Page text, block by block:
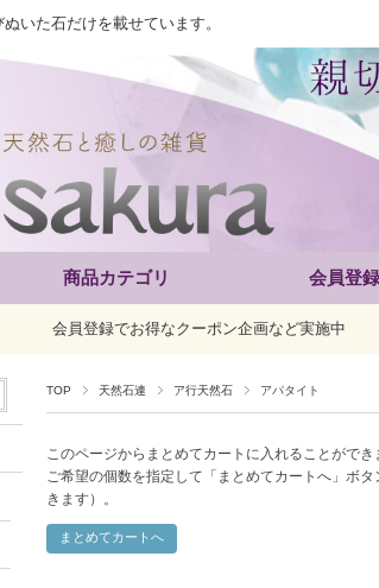
いた石だけを載せています。
商品カテゴリ 会員登録
会員登録でお得なクーポン企画など実施中
TOP 天然石連 ア行天然石 アパタイト
このページからまとめてカートに入れることができ
ご希望の個数を指定して「まとめてカートへ」ボ
きます）。